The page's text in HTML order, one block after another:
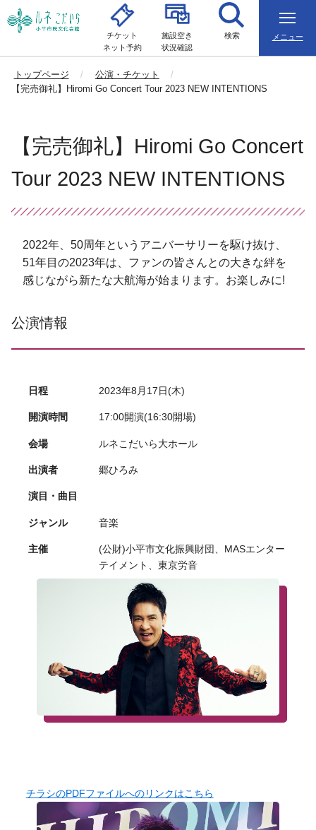
メニュー
チケット
ネット予約
施設空き
状況確認
検索
トップページ
公演・チケット
【完売御礼】Hiromi Go Concert Tour 2023 NEW INTENTIONS
【完売御礼】Hiromi Go Concert
Tour 2023 NEW INTENTIONS
2022年、50周年というアニバーサリーを駆け抜け、
51年目の2023年は、ファンの皆さんとの大きな絆を
感じながら新たな大航海が始まります。お楽しみに!
公演情報
日程 2023年8月17日(木)
開演時間 17:00開演(16:30開場)
会場 ルネこだいら大ホール
出演者 郷ひろみ
演目・曲目
ジャンル 音楽
主催
(公財)小平市文化振興財団、MASエンター
テイメント、東京労音
チラシのPDFファイルへのリンクはこちら